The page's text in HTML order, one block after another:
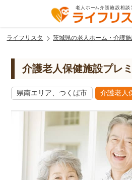
ライフリスタ 茨城県の老人ホーム・介護
介護老人保健施設プレ
県南エリア、つくば市 介護老人